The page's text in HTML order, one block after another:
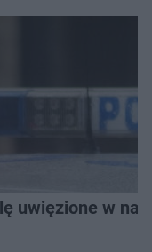
uwięzione w